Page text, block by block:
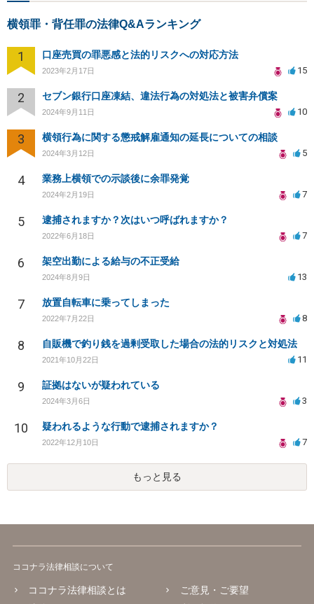
横領罪・背任罪の法律Q&Aランキング
1 口座売買の罪悪感と法的リスクへの対応方法
2023年2月17日 15
2 セブン銀行口座凍結、違法行為の対処法と被害弁償案
2024年9月11日 10
3 横領行為に関する懲戒解雇通知の延長についての相談
2024年3月12日 5
4 業務上横領での示談後に余罪発覚
2024年2月19日 7
5 逮捕されますか？次はいつ呼ばれますか？
2022年6月18日 7
6 架空出勤による給与の不正受給
2024年8月9日 13
7 放置自転車に乗ってしまった
2022年7月22日 8
8 自販機で釣り銭を過剰受取した場合の法的リスクと対処法
2021年10月22日 11
9 証拠はないが疑われている
2024年3月6日 3
10 疑われるような行動で逮捕されますか？
2022年12月10日 7
もっと見る
ココナラ法律相談について
ココナラ法律相談とは
ご意見・ご要望